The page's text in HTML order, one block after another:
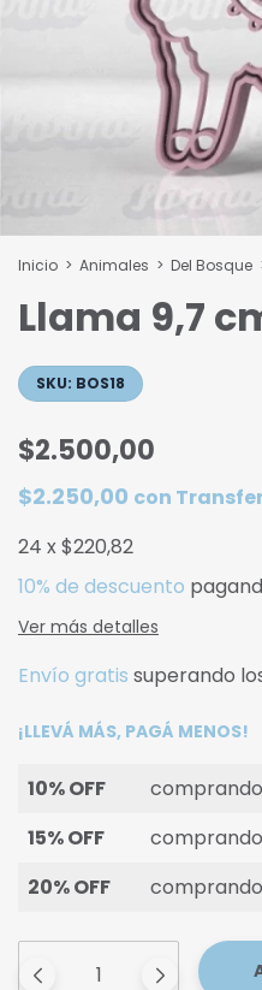
Inicio > Animales > Del Bosque
Llama 9,7
SKU: BOS18
$2.500,00
$2.250,00 con
24 x$220,82
10% de descuento
Ver más detalles
Envío gratis superando
¡LLEVÁ MÁS, PAGÁ MENOS!
10% OFF
15% OFF
20% OFF